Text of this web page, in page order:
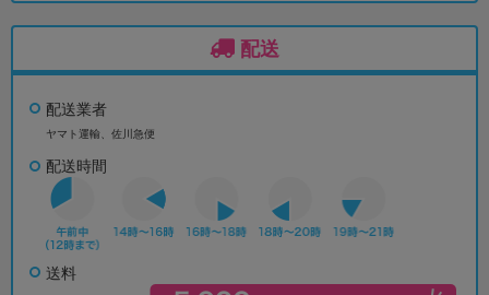
配送
配送業者
ヤマト運輸、佐川急便
配送時間
送料